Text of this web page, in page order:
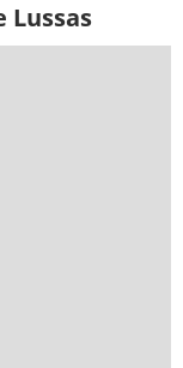
Lussas